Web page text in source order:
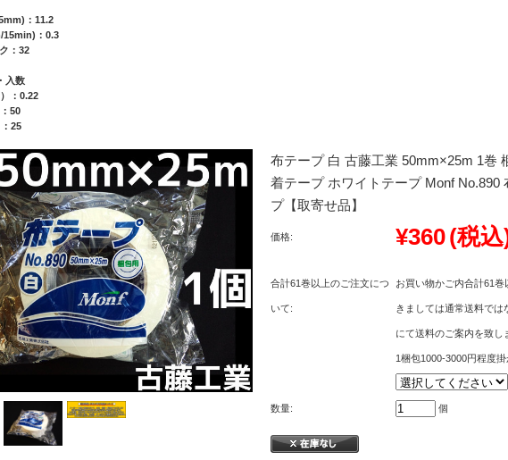
：11.2
15min)：0.3
：32
入数
：0.22
50
25
布テープ 白 古藤工業 50mm×25m 1巻
着テープ ホワイトテープ Monf No.890
プ【取寄せ品】
価格: ¥360(税込
合計61巻以上のご注文につ
いて:
お買い物かご内合計61巻
きましては通常送料では
にて送料のご案内を致し
1梱包1000-3000円程度掛
数量: 個